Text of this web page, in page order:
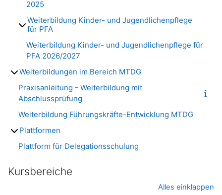
2025
Weiterbildung Kinder- und Jugendlichenpflege
für PFA
Weiterbildung Kinder- und Jugendlichenpflege für
PFA 2026/2027
Weiterbildungen im Bereich MTDG
Praxisanleitung - Weiterbildung mit
Abschlussprüfung
Weiterbildung Führungskräfte-Entwicklung MTDG
Plattformen
Plattform für Delegationsschulung
Kursbereiche
Alles einklappen